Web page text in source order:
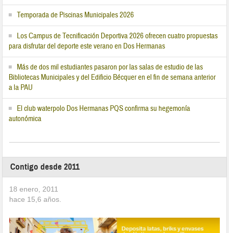
Temporada de Piscinas Municipales 2026
Los Campus de Tecnificación Deportiva 2026 ofrecen cuatro propuestas
para disfrutar del deporte este verano en Dos Hermanas
Más de dos mil estudiantes pasaron por las salas de estudio de las
Bibliotecas Municipales y del Edificio Bécquer en el fin de semana anterior
a la PAU
El club waterpolo Dos Hermanas PQS confirma su hegemonía
autonómica
Contigo desde 2011
18 enero, 2011
hace 15,6 años.